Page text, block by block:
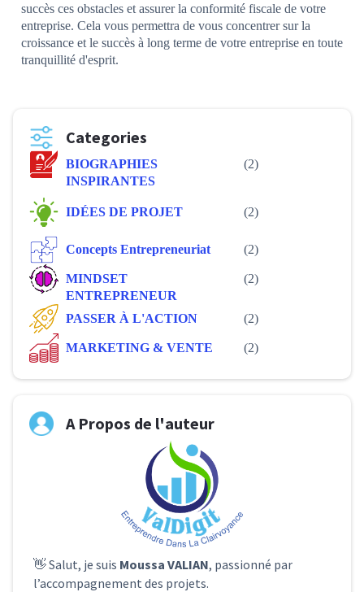
succès ces obstacles et assurer la conformité fiscale de votre
entreprise. Cela vous permettra de vous concentrer sur la
croissance et le succès à long terme de votre entreprise en toute
tranquillité d'esprit.
Categories
BIOGRAPHIES
INSPIRANTES
(2)
IDÉES DE PROJET (2)
Concepts Entrepreneuriat (2)
MINDSET
ENTREPRENEUR
(2)
PASSER À L'ACTION (2)
MARKETING & VENTE (2)
A Propos de l'auteur
👋 Salut, je suis Moussa VALIAN, passionné par
l’accompagnement des projets.